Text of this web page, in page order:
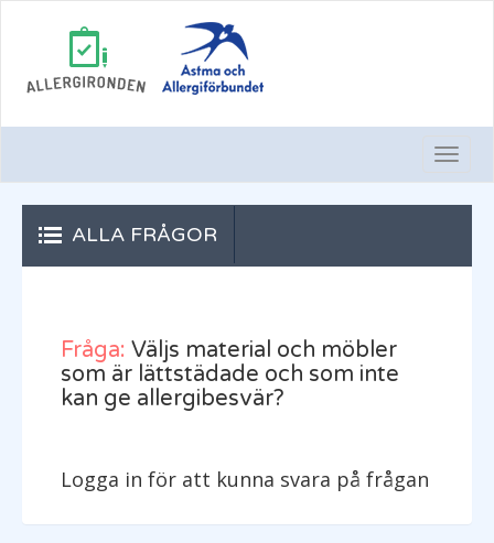
ALLA FRÅGOR
Fråga: Väljs material och möbler
som är lättstädade och som inte
kan ge allergibesvär?
Logga in för att kunna svara på frågan